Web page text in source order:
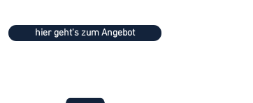
hier geht's zum Angebot